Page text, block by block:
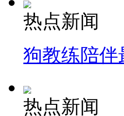
热点新闻
狗教练陪
热点新闻